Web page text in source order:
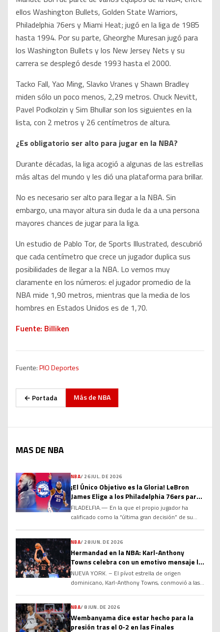
ellos Washington Bullets, Golden State Warriors,
Philadelphia 76ers y Miami Heat; jugó en la liga de 1985
hasta 1994. Por su parte, Gheorghe Muresan jugó para
los Washington Bullets y los New Jersey Nets y su
carrera se desplegó desde 1993 hasta el 2000.
Tacko Fall, Yao Ming, Slavko Vranes y Shawn Bradley
miden sólo un poco menos, 2,29 metros. Chuck Nevitt,
Pavel Podkolzin y Sim Bhullar son los siguientes en la
lista, con 2 metros y 26 centímetros de altura.
¿Es obligatorio ser alto para jugar en la NBA?
Durante décadas, la liga acogió a algunas de las estrellas
más altas del mundo y les dió una plataforma para brillar.
No es necesario ser alto para llegar a la NBA. Sin
embargo, una mayor altura sin duda le da a una persona
mayores chances de jugar para la liga.
Un estudio de Pablo Tor, de Sports Illustrated, descubrió
que cada centímetro que crece un jugador duplica sus
posibilidades de llegar a la NBA. Lo vemos muy
claramente en los números: el jugador promedio de la
NBA mide 1,90 metros, mientras que la media de los
hombres en Estados Unidos es de 1,70.
Fuente: Billiken
Fuente:PIO Deportes
← Portada Más de NBA
MAS DE NBA
NBA/ 26 JUL. DE 2026
¡El Único Objetivo es la Gloria! LeBron
James Elige a los Philadelphia 76ers para
el Último Capítulo de su Leyenda
FILADELFIA.— En la que el propio jugador ha
calificado como la “última gran decisión” de su
baloncesto mundial al acordar un contrato por dos
temporadas y US$8 millones con los Philadelphia
76ers. Tras comunicar a Los Angeles Lakers […]
NBA/ 28 JUN. DE 2026
Hermandad en la NBA: Karl-Anthony
Towns celebra con un emotivo mensaje la
renovación de Jose Alvarado
NUEVA YORK. – El pívot estrella de origen
dominicano, Karl-Anthony Towns, conmovió a las
de felicitación dirigido a su compañero de equipo
y selección nacional, el base Jose Alvarado, tras
confirmarse la renovación contractual de este
NBA/8 JUN. DE 2026
Wembanyama dice estar hecho para la
presión tras el 0-2 en las Finales